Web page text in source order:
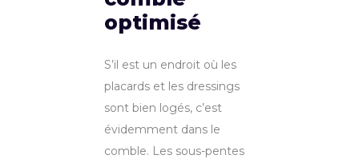
optimisé
S’il est un endroit où les
placards et les dressings
sont bien logés, c’est
évidemment dans le
comble. Les sous-pentes